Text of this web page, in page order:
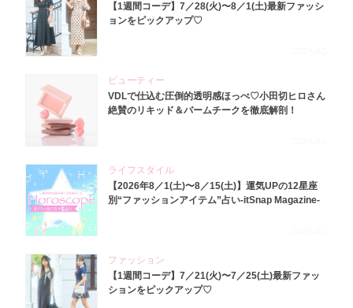
【1週間コーデ】7／28(火)〜8／1(土)最新ファッシ
ョンをピックアップ♡
ビューティー
VDLで仕込む圧倒的透明感ほっぺ♡小田切ヒロさん
絶賛のリキッド＆バームチークを徹底解剖！
ライフスタイル
【2026年8／1(土)〜8／15(土)】運気UPの12星座
別“ファッションアイテム”占い-itSnap Magazine-
ファッション
【1週間コーデ】7／21(火)〜7／25(土)最新ファッ
ションをピックアップ♡